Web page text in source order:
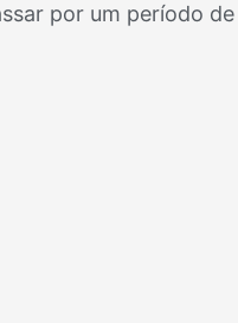
por um período de